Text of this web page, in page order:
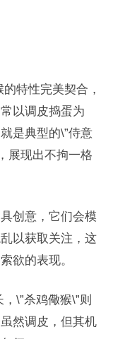
特性完美契合，
以调皮捣蛋为
是典型的\”侍意
展现出不拘一格
创意，它们会模
以获取关注，这
欲的表现。
\”杀鸡儆猴\”则
然调皮，但其机